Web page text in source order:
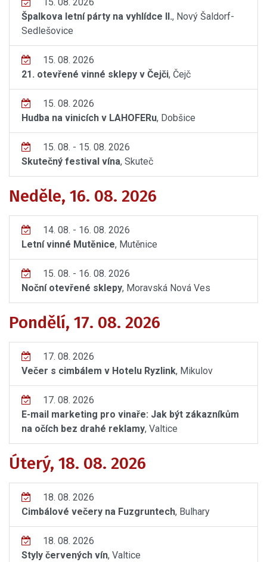
15. 08. 2026
Špalkova letní párty na vyhlídce II., Nový Šaldorf-
Sedlešovice
15. 08. 2026
21. otevřené vinné sklepy v Čejči, Čejč
15. 08. 2026
Hudba na vinicích v LAHOFERu, Dobšice
15. 08. - 15. 08. 2026
Skutečný festival vína, Skuteč
Neděle, 16. 08. 2026
14. 08. - 16. 08. 2026
Letní vinné Mutěnice, Mutěnice
15. 08. - 16. 08. 2026
Noční otevřené sklepy, Moravská Nová Ves
Pondělí, 17. 08. 2026
17. 08. 2026
Večer s cimbálem v Hotelu Ryzlink, Mikulov
17. 08. 2026
E-mail marketing pro vinaře: Jak být zákazníkům
na očích bez drahé reklamy, Valtice
Úterý, 18. 08. 2026
18. 08. 2026
Cimbálové večery na Fuzgruntech, Bulhary
18. 08. 2026
Styly červených vín, Valtice